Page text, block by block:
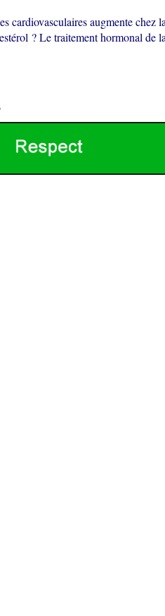
cardiovasculaires augmente chez
? Le traitement hormonal de